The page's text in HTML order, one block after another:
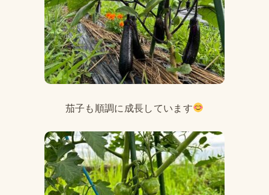
茄子も順調に成長しています